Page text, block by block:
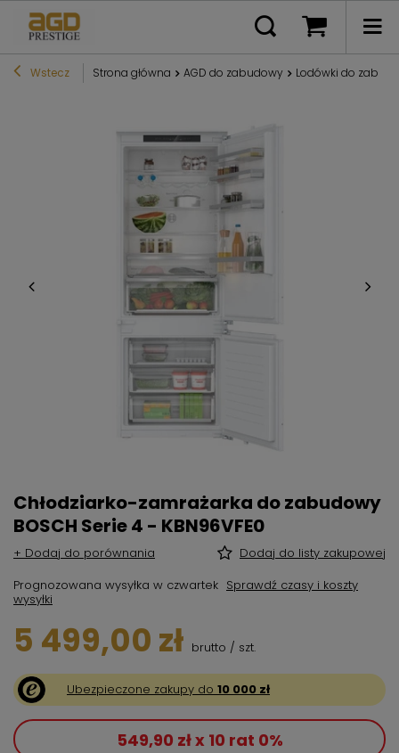
Wstecz Strona główna AGD do zabudowy Lodówki do
Chłodziarko-zamrażarka do zabudowy
BOSCH Serie 4 - KBN96VFE0
+ Dodaj do porównania
Dodaj do listy zakupowej
Prognozowana wysyłka w czwartek Sprawdź czasy i koszty
wysyłki
5 499,00 zł brutto / szt.
Ubezpieczone zakupy do 10 000 zł
549,90 zł x 10 rat 0%